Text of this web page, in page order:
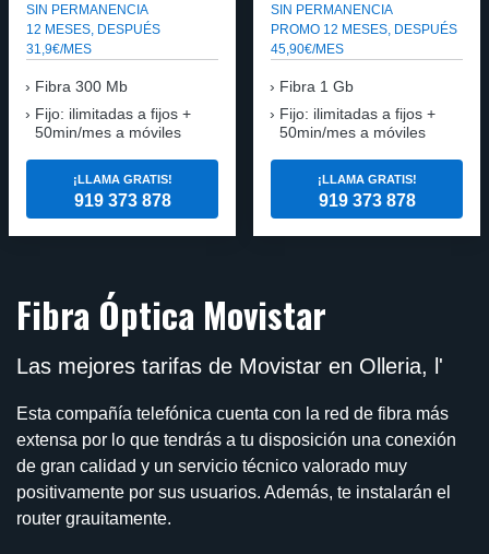
SIN PERMANENCIA
12 MESES, DESPUÉS
31,9€/MES
Fibra 300 Mb
Fijo: ilimitadas a fijos +
50min/mes a móviles
¡LLAMA GRATIS!
919 373 878
SIN PERMANENCIA
PROMO 12 MESES, DESPUÉS
45,90€/MES
Fibra 1 Gb
Fijo: ilimitadas a fijos +
50min/mes a móviles
¡LLAMA GRATIS!
919 373 878
Fibra Óptica Movistar
Las mejores tarifas de Movistar en Olleria, l'
Esta compañía telefónica cuenta con la red de fibra más
extensa por lo que tendrás a tu disposición una conexión
de gran calidad y un servicio técnico valorado muy
positivamente por sus usuarios. Además, te instalarán el
router grauitamente.